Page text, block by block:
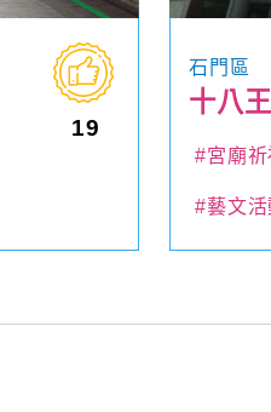
19
石門區
十八
#宮廟祈
#藝文活